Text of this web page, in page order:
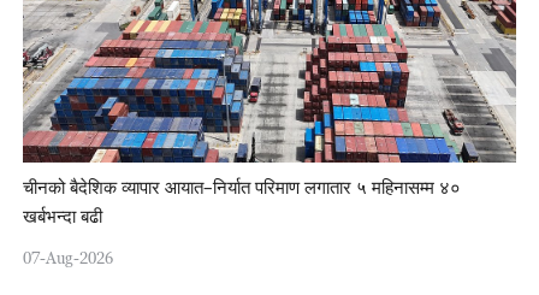
चीनको बैदेशिक व्यापार आयात–निर्यात परिमाण लगातार ५ महिनासम्म ४०
खर्बभन्दा बढी
07-Aug-2026